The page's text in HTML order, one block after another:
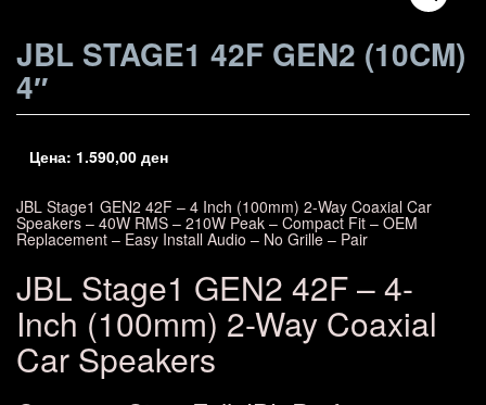
JBL STAGE1 42F GEN2 (10CM)
4″
Цена: 1.590,00 ден
JBL Stage1 GEN2 42F – 4 Inch (100mm) 2-Way Coaxial Car
Speakers – 40W RMS – 210W Peak – Compact Fit – OEM
Replacement – Easy Install Audio – No Grille – Pair
JBL Stage1 GEN2 42F – 4-
Inch (100mm) 2-Way Coaxial
Car Speakers